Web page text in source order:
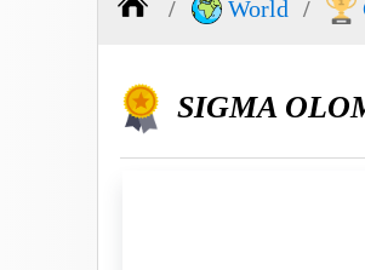
World
SIGMA